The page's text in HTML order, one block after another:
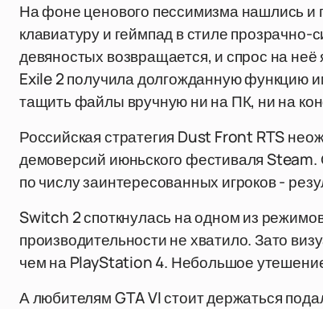
На фоне ценового пессимизма нашлись
клавиатуру и геймпад в стиле
девяностых возвращается, и спрос на неё
Exile 2 получила долгожданную функцию
тащить файлы вручную ни на ПК, ни на
Российская стратегия Dust Front RTS
демоверсий июньского фестиваля
по числу заинтересованных игроков -
Switch 2 споткнулась на одном из
производительности не хватило. Зато
чем на PlayStation 4. Небольшое
А любителям GTA VI стоит держаться